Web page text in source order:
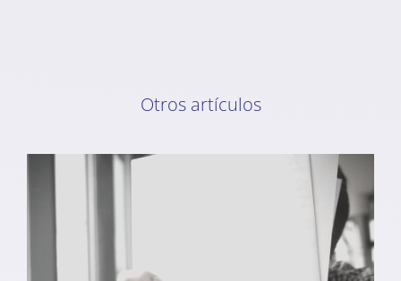
Otros artículos